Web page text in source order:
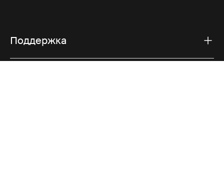
Поддержка